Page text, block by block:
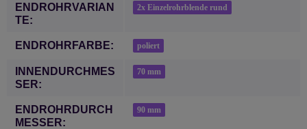
ENDROHRVARIAN
TE:
2x Einzelrohrblende rund
ENDROHRFARBE: poliert
INNENDURCHMES
SER:
70 mm
ENDROHRDURCH
MESSER:
90 mm